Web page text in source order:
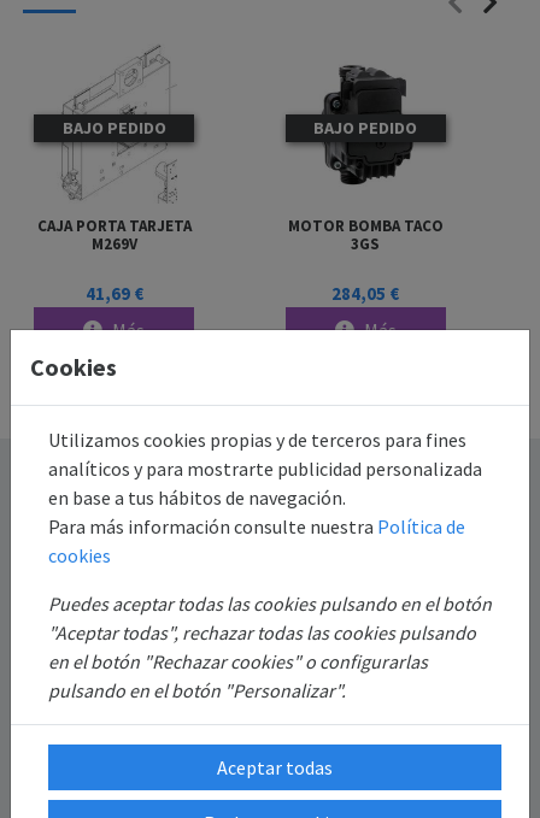
BAJO PEDIDO
CAJA PORTA TARJETA
M269V
41,69 €
Más
información
BAJO PEDIDO
MOTOR BOMBA TACO
3GS
284,05 €
Más
Destacado
Información
Mi Cuenta
Sobre Nosotros
Cookies
Utilizamos cookies propias y de terceros para fines
analíticos y para mostrarte publicidad personalizada
en base a tus hábitos de navegación.
Para más información consulte nuestra Política de
cookies
Puedes aceptar todas las cookies pulsando en el botón
"Aceptar todas", rechazar todas las cookies pulsando
en el botón "Rechazar cookies" o configurarlas
pulsando en el botón "Personalizar".
Aceptar todas